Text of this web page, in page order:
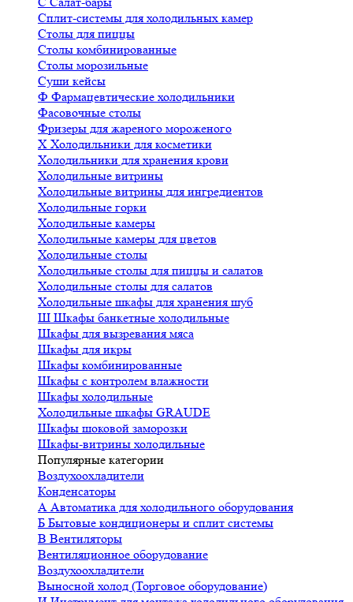
Сплит-системы для холодильных камер
Столы для пиццы
Столы комбинированные
Столы морозильные
Суши кейсы
Ф Фармацевтические холодильники
Фасовочные столы
Фризеры для жареного мороженого
Х Холодильники для косметики
Холодильники для хранения крови
Холодильные витрины
Холодильные витрины для ингредиентов
Холодильные горки
Холодильные камеры
Холодильные камеры для цветов
Холодильные столы
Холодильные столы для пиццы и салатов
Холодильные столы для салатов
Холодильные шкафы для хранения шуб
Ш Шкафы банкетные холодильные
Шкафы для вызревания мяса
Шкафы для икры
Шкафы комбинированные
Шкафы с контролем влажности
Шкафы холодильные
Холодильные шкафы GRAUDE
Шкафы шоковой заморозки
Шкафы-витрины холодильные
Популярные категории
Воздухоохладители
Конденсаторы
А Автоматика для холодильного оборудования
Б Бытовые кондиционеры и сплит системы
В Вентиляторы
Вентиляционное оборудование
Воздухоохладители
Выносной холод (Торговое оборудование)